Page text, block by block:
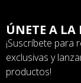
ÚNETE A
¡Suscríbete para
exclusivas y
productos!